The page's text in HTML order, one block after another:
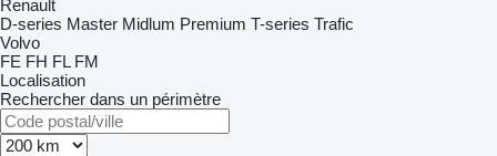
Renault
D-series Master Midlum Premium T-series Trafic
Volvo
FE FH FL FM
Localisation
Rechercher dans un périmètre